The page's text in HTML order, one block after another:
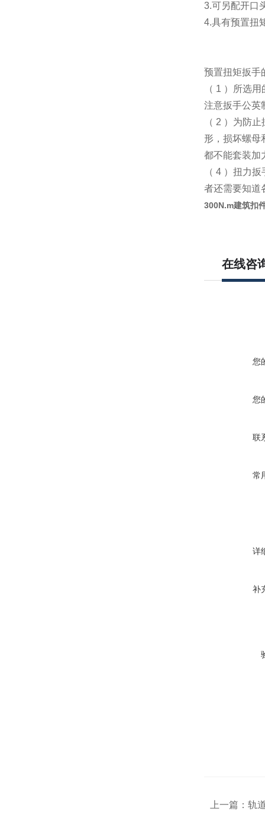
3.可另配开口
4.具有预置扭
预置扭矩扳手
（ 1 ）所选
注意扳手公英
（ 2 ）为防
形，损坏螺母
都不能套装加
（ 4 ）扭力
者还需要知道
300N.m建筑扣
在线咨
您
您
联
常
详
补
上一篇： 轨